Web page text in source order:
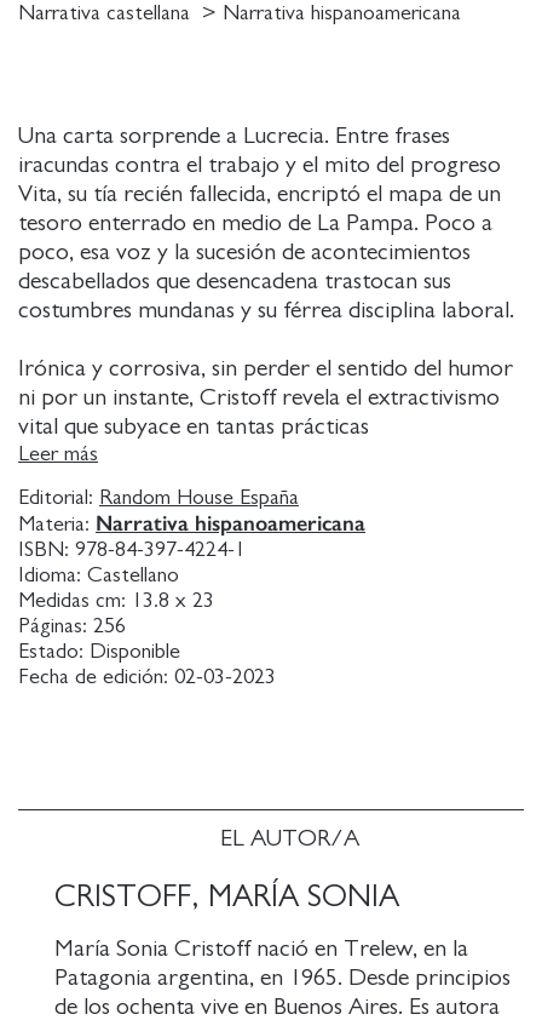
EL AUTOR/A
CRISTOFF, MARÍA SONIA
María Sonia Cristoff nació en Trelew, en la
Patagonia argentina, en 1965. Desde principios
de los ochenta vive en Buenos Aires. Es autora
Una carta sorprende a Lucrecia. Entre frases
iracundas contra el trabajo y el mito del progreso
Vita, su tía recién fallecida, encriptó el mapa de un
tesoro enterrado en medio de La Pampa. Poco a
poco, esa voz y la sucesión de acontecimientos
descabellados que desencadena trastocan sus
costumbres mundanas y su férrea disciplina laboral.
Irónica y corrosiva, sin perder el sentido del humor
ni por un instante, Cristoff revela el extractivismo
vital que subyace en tantas prácticas
contemporáneas. Del mail a la autobiografía, de la
crónica de viajes al retrato y el telegrama, del
teatro al cancionero anarquista, la novela se va
armando en una superposición de personajes,
formatos y géneros al modo de los números de las
ferias o los circos ambulantes. Preciosamente
escrita, Derroche es una brillante sátira social que
homenajea a la picaresca y convoca a una fiesta de
los insurrectos.
Leer más
Editorial: Random House España
Materia: Narrativa hispanoamericana
ISBN: 978-84-397-4224-1
Idioma: Castellano
Medidas cm:
13.8 x 23
Páginas: 256
Estado: Disponible
Fecha de edición: 02-03-2023
Narrativa castellana
Narrativa hispanoamericana